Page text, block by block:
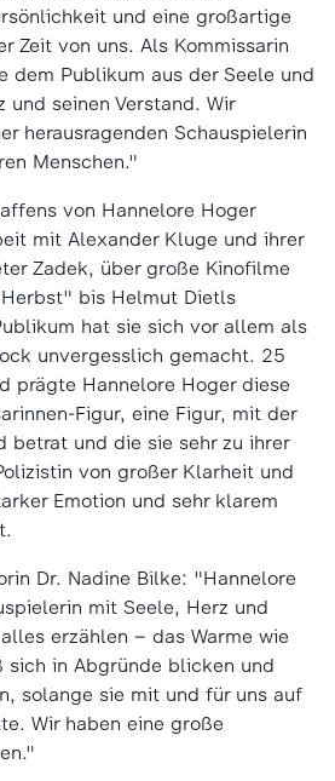
und eine großartige
Zeit von uns. Als Kommissarin
dem Publikum aus der Seele und
und seinen Verstand. Wir
herausragenden Schauspielerin
Menschen."
von Hannelore Hoger
mit Alexander Kluge und ihrer
Zadek, über große Kinofilme
bis Helmut Dietls
hat sie sich vor allem als
unvergesslich gemacht. 25
prägte Hannelore Hoger diese
Figur, eine Figur, mit der
betrat und die sie sehr zu ihrer
von großer Klarheit und
Emotion und sehr klarem
Dr. Nadine Bilke: "Hannelore
mit Seele, Herz und
erzählen – das Warme wie
in Abgründe blicken und
solange sie mit und für uns auf
Wir haben eine große